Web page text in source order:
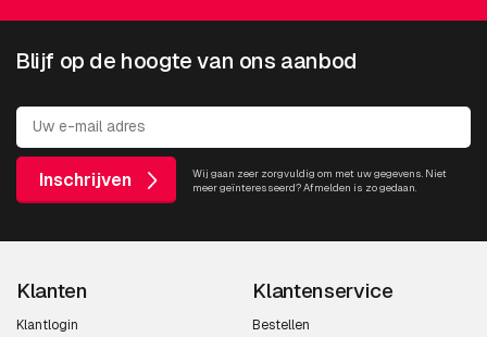
Blijf op de hoogte van ons aanbod
Inschrijven
Wij gaan zeer zorgvuldig om met uw gegevens. Niet
meer geïnteresseerd? Afmelden is zo gedaan.
Klanten
Klantlogin
Klantenservice
Bestellen